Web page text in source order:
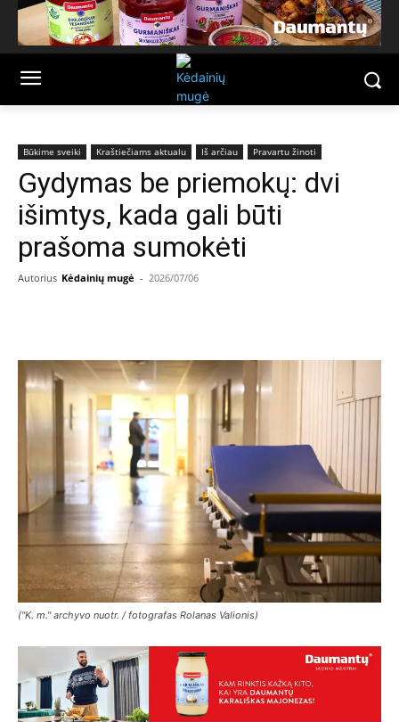
Būkime sveiki Kraštiečiams aktualu Iš arčiau Pravartu žinoti
Gydymas be priemokų: dvi
išimtys, kada gali būti
prašoma sumokėti
Autorius Kėdainių mugė - 2026/07/06
("K. m." archyvo nuotr. / fotografas Rolanas Valionis)